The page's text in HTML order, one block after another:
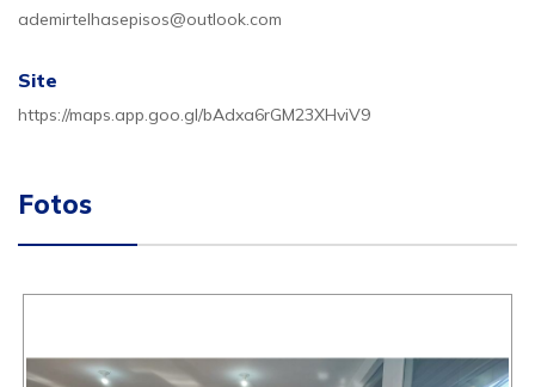
ademirtelhasepisos@outlook.com
Site
https://maps.app.goo.gl/bAdxa6rGM23XHviV9
Fotos